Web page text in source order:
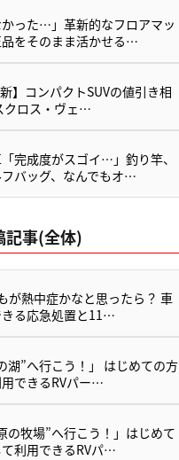
かった…」革新的なフロアマッ
品をそのまま活かせる…
】コンパクトSUVの値引き相
クロス・ヴェ…
完成度がスゴイ…」釣り竿、
バッグ、なんでもオ…
記事(全体)
が熱中症かなと思ったら？ 車
る応急処置と11…
湖”へ行こう！」 はじめての方
できるRVパー…
の牧場”へ行こう！」はじめて
利用できるRVパ…